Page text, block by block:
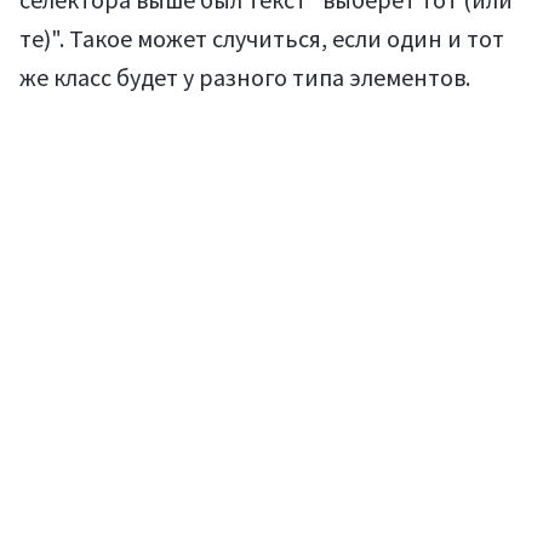
те)". Такое может случиться, если один и тот
же класс будет у разного типа элементов.